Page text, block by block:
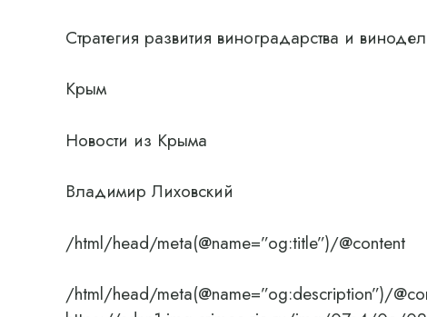
Стратегия развития виноградарства и
Крым
Новости из Крыма
Владимир Лиховский
/html/head/meta(@name=”og:title”)/@content
/html/head/meta(@name=”og:description”)/